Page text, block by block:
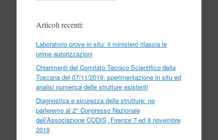
Articoli recenti:
Laboratorio prove in situ: il ministero rilascia le
prime autorizzazioni
Chiarimenti del Comitato Tecnico Scientifico della
Toscana del 07/11/2019: sperimentazione in situ ed
analisi numerica delle strutture esistenti
Diagnostica e sicurezza delle strutture: ne
parleremo al 2° Congresso Nazionale
dell’Associazione CODIS, Firenze 7 ed 8 novembre
2019